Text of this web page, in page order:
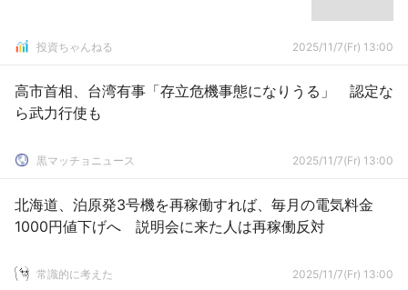
投資ちゃんねる 2025/11/7(Fr) 13:00
高市首相、台湾有事「存立危機事態になりうる」 認定な
ら武力行使も
黒マッチョニュース 2025/11/7(Fr) 13:00
北海道、泊原発3号機を再稼働すれば、毎月の電気料金
1000円値下げへ 説明会に来た人は再稼働反対
常識的に考えた 2025/11/7(Fr) 13:00